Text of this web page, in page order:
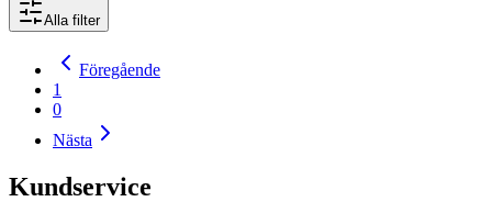
Alla filter
Föregående
1
0
Nästa
Kundservice